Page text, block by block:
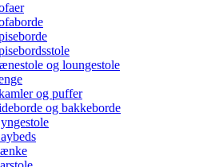
og loungestole
og puffer
og bakkeborde